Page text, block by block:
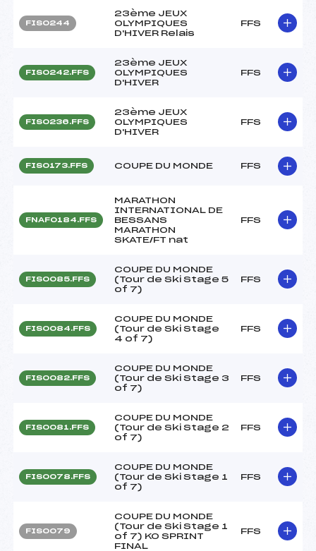
FIS0244
23ème JEUX
OLYMPIQUES
D'HIVER Relais
FFS
FIS0242.FFS
23ème JEUX
OLYMPIQUES
D'HIVER
FFS
FIS0236.FFS
23ème JEUX
OLYMPIQUES
D'HIVER
FFS
FIS0173.FFS COUPE DU MONDE FFS
FNAF0184.FFS
MARATHON
INTERNATIONAL DE
BESSANS
MARATHON
SKATE/FT nat
FFS
FIS0085.FFS
COUPE DU MONDE
(Tour de Ski Stage 5
of 7)
FFS
FIS0084.FFS
COUPE DU MONDE
(Tour de Ski Stage
4 of 7)
FFS
FIS0082.FFS
COUPE DU MONDE
(Tour de Ski Stage 3
of 7)
FFS
FIS0081.FFS
COUPE DU MONDE
(Tour de Ski Stage 2
of 7)
FFS
FIS0078.FFS
COUPE DU MONDE
(Tour de Ski Stage 1
of 7)
FFS
FIS0079
COUPE DU MONDE
(Tour de Ski Stage 1
of 7) KO SPRINT
FINAL
FFS